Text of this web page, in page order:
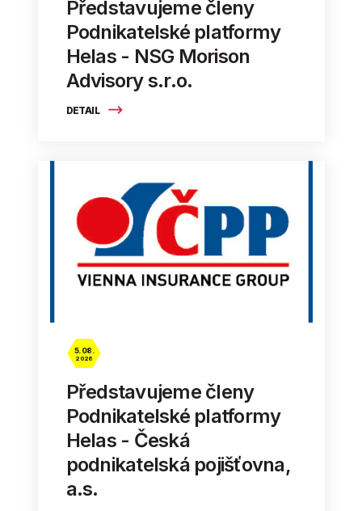
DETAIL
Představujeme členy
Podnikatelské platformy
Helas - NSG Morison
Advisory s.r.o.
5. 08.
2026
Představujeme členy
Podnikatelské platformy
Helas - Česká
podnikatelská pojišťovna,
a.s.